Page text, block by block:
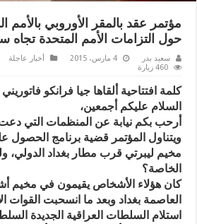
مؤتمر عقد بالمقر الأوروبي
حول التزامات الأمم المتحدة تجاه
سعيد بدر 4 مارس، 2015 أخبار عاجلة
460 زيارة
كلمة افتتاحية ألقاها جيا فرانكو فاتوريني
السلام عليكم أجمعين،
أرحب بكم نيابة عن المنظمات التي دعت
ويتناول المؤتمر قضية برنامج الحصول
مخيم ليبرتي قرب مطار بغداد الدولي،
الخاصة؟
كان هؤلاء الأشخاص يقيمون في
العاصمة بغداد وبعد ما انسحبت القوات
استلام السلطات العراقية الجديدة